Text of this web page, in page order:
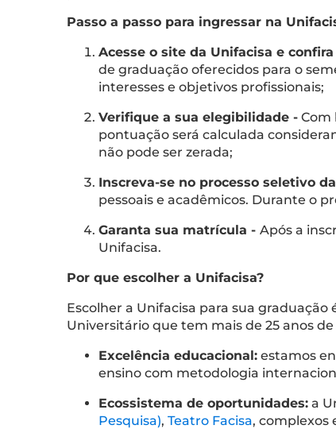
Passo a passo para ingressar na
Acesse o site da Unifacisa e
de graduação oferecidos para o
interesses e objetivos profissionais;
Verifique a sua elegibilidade - Com
pontuação será calculada
não pode ser zerada;
Inscreva-se no processo seletivo
pessoais e acadêmicos. Durante o
Garanta sua matrícula - Após a
Unifacisa.
Por que escolher a Unifacisa?
Escolher a Unifacisa para sua
Universitário que tem mais de 25 anos
Excelência educacional: estamos
ensino com metodologia
Ecossistema de oportunidades: a
Pesquisa), Teatro Facisa, complexos